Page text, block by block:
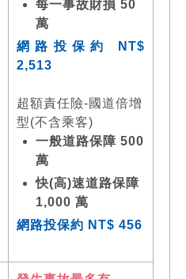
每一事故財損 50
萬
網路投保約 NT$
2,513
超額責任險-國道倍增
型(不含乘客)
一般道路保障 500
萬
快(高)速道路保障
1,000 萬
網路投保約 NT$ 456